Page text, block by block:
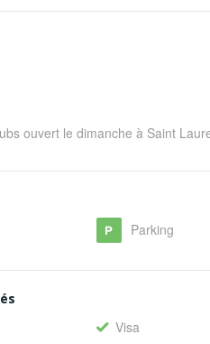
ouvert le dimanche à Saint
Parking
Visa